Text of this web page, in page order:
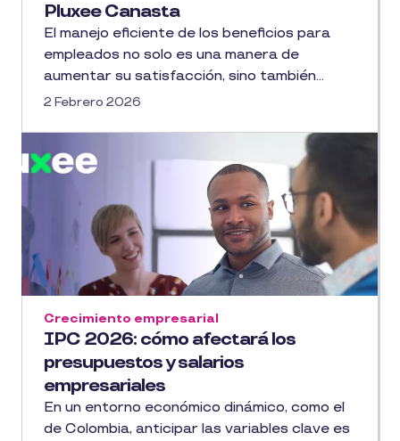
Pluxee Canasta
El manejo eficiente de los beneficios para
empleados no solo es una manera de
aumentar su satisfacción, sino también...
2 Febrero 2026
IPC 2026: cómo afectará los
presupuestos y salarios
empresariales
Crecimiento empresarial
En un entorno económico dinámico, como el
de Colombia, anticipar las variables clave es